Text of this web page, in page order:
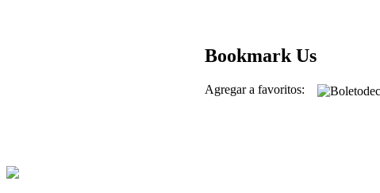
Bookmark Us
Agregar a favoritos: